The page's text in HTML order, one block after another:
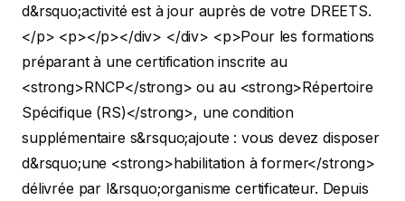
d&rsquo;activité est à jour auprès de votre DREETS.
</p> <p></p></div> </div> <p>Pour les formations
préparant à une certification inscrite au
<strong>RNCP</strong> ou au <strong>Répertoire
Spécifique (RS)</strong>, une condition
supplémentaire s&rsquo;ajoute : vous devez disposer
d&rsquo;une <strong>habilitation à former</strong>
délivrée par l&rsquo;organisme certificateur. Depuis